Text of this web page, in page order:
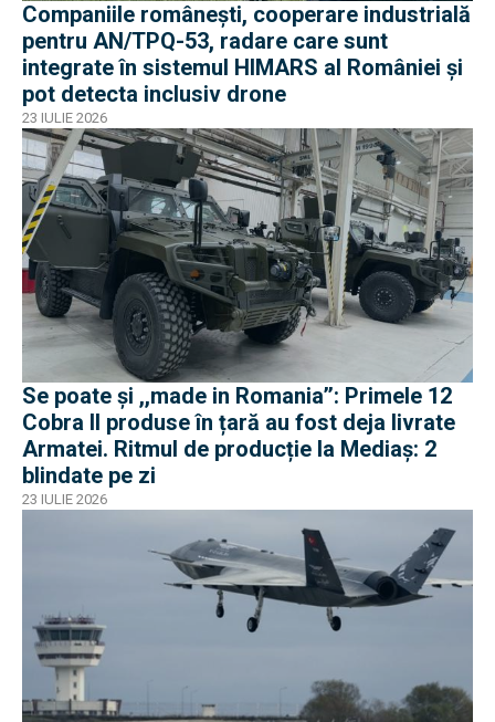
Companiile românești, cooperare industrială
pentru AN/TPQ-53, radare care sunt
integrate în sistemul HIMARS al României și
pot detecta inclusiv drone
23 IULIE 2026
Se poate și ,,made in Romania’’: Primele 12
Cobra II produse în țară au fost deja livrate
Armatei. Ritmul de producție la Mediaș: 2
blindate pe zi
23 IULIE 2026